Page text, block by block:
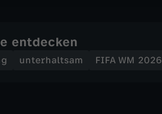
entdecken
unterhaltsam FIFA WM 2026